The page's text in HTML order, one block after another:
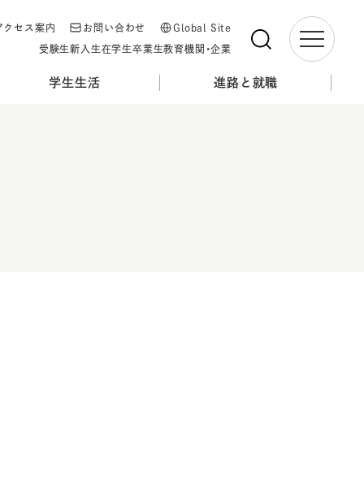
学生生活 進路と就職
クセス案内 お問い合わせ Global Site
受験生新入生在学生卒業生教育機関・企業